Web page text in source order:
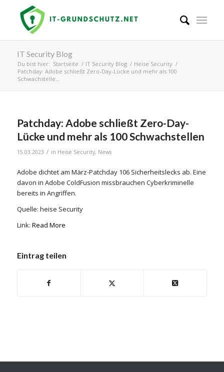
IT Security Blog
Du bist hier: Startseite / IT Security Blog / Heise Security /
Patchday: Adobe schließt Zero-Day-Lücke und mehr als 100
Schwachstelle...
Patchday: Adobe schließt Zero-Day-
Lücke und mehr als 100 Schwachstellen
15.03.2023 / in Heise Security, News
Adobe dichtet am März-Patchday 106 Sicherheitslecks ab. Eine
davon in Adobe ColdFusion missbrauchen Cyberkriminelle
bereits in Angriffen.
Quelle: heise Security
Link: Read More
Eintrag teilen